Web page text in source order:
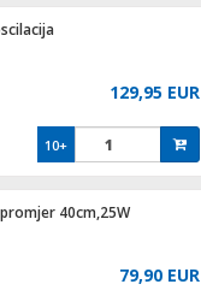
129,95 EUR
10+
40cm,25W
79,90 EUR